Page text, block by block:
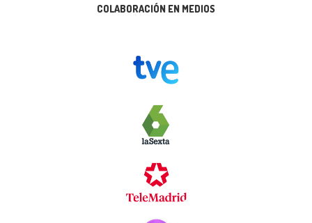
COLABORACIÓN EN MEDIOS